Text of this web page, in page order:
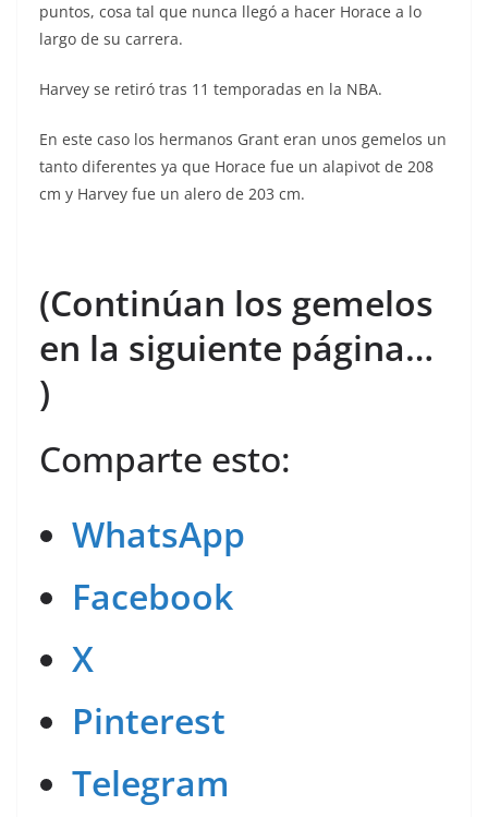
puntos, cosa tal que nunca llegó a hacer Horace a lo
largo de su carrera.
Harvey se retiró tras 11 temporadas en la NBA.
En este caso los hermanos Grant eran unos gemelos un
tanto diferentes ya que Horace fue un alapivot de 208
cm y Harvey fue un alero de 203 cm.
(Continúan los gemelos
en la siguiente página…
)
Comparte esto:
WhatsApp
Facebook
X
Pinterest
Telegram